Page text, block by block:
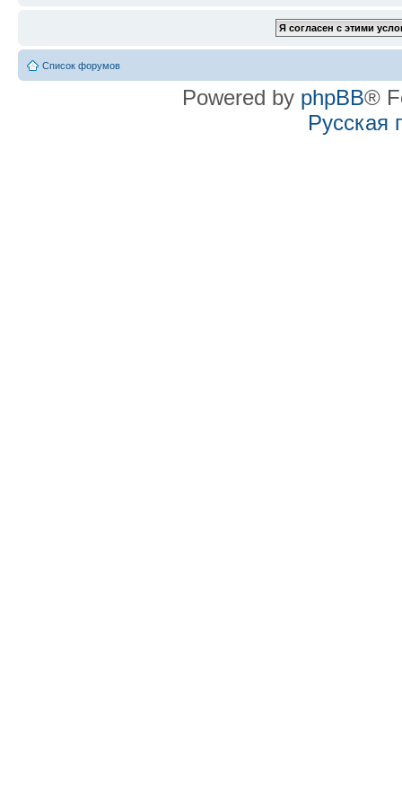
Список форумов
Powered by phpBB®
Русская